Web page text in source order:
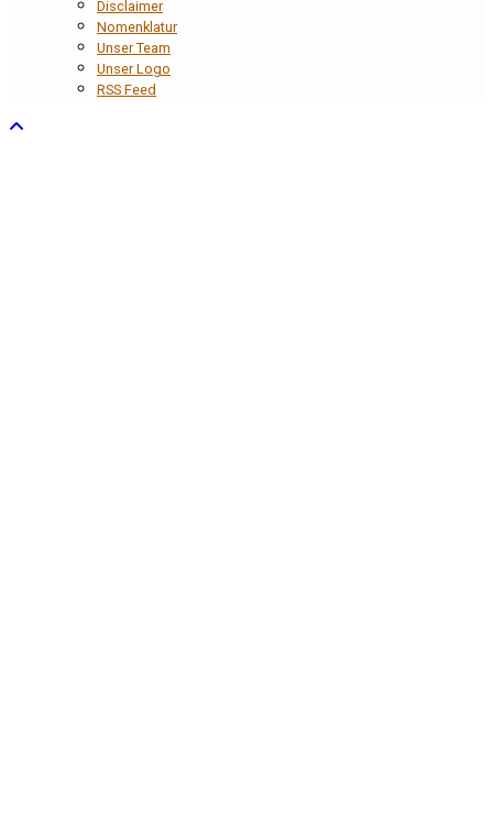
Disclaimer
Nomenklatur
Unser Team
Unser Logo
RSS Feed